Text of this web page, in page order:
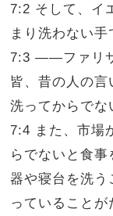
7:2 そして、イ
まり洗わない手
7:3 ――ファリ
皆、昔の人の言
洗ってからでな
7:4 また、市場
らでないと食
器や寝台を洗う
っていること